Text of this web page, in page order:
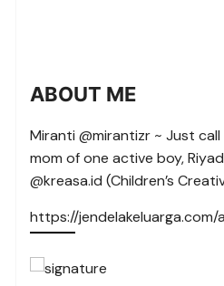
ABOUT ME
Miranti @mirantizr ~ Just call
mom of one active boy,
@kreasa.id (Children’s
https://